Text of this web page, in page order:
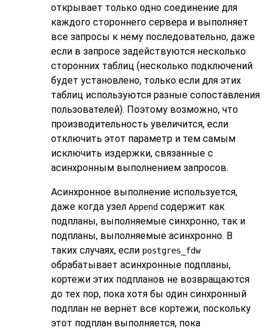
открывает только одно соединение для
каждого стороннего сервера и выполняет
все запросы к нему последовательно, даже
если в запросе задействуются несколько
сторонних таблиц (несколько подключений
будет установлено, только если для этих
таблиц используются разные сопоставления
пользователей). Поэтому возможно, что
производительность увеличится, если
отключить этот параметр и тем самым
исключить издержки, связанные с
асинхронным выполнением запросов.
Асинхронное выполнение используется,
даже когда узел Append содержит как
подпланы, выполняемые синхронно, так и
подпланы, выполняемые асинхронно. В
таких случаях, если postgres_fdw
обрабатывает асинхронные подпланы,
кортежи этих подпланов не возвращаются
до тех пор, пока хотя бы один синхронный
подплан не вернёт все кортежи, поскольку
этот подплан выполняется, пока